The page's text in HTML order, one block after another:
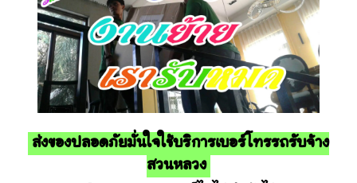
ส่งของปลอดภัยมั่นใจใช้บริการเบอร์โทรรถรับจ้าง
สวนหลวง